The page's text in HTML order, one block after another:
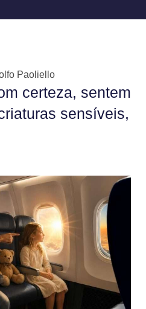
Paoliello
certeza, sentem
sensíveis,